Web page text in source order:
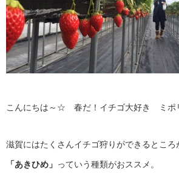
こんにちは～☆ 春だ！イチゴ大好き ミポ
滋賀にはたくさんイチゴ狩りができるとこ
「あきひめ」 っていう種類がおススメ。